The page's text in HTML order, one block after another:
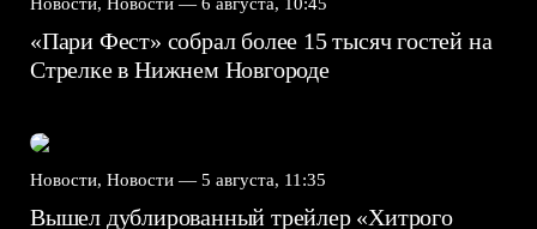
«Пари Фест» собрал более 15 тысяч гостей на
Стрелке в Нижнем Новгороде
Новости, Новости — 5 августа, 11:35
Вышел дублированный трейлер «Хитрого